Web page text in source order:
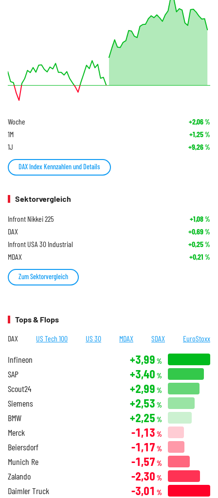
Woche +2,06%
1M +1,25%
1J +9,26%
DAX Index Kennzahlen und Details
Sektorvergleich
Infront Nikkei 225 +1,08%
DAX +0,69%
Infront USA 30 Industrial +0,25%
MDAX +0,21 %
Zum Sektorvergleich
Tops & Flops
DAX US Tech 100 US 30 MDAX SDAX EuroStoxx
Infineon +3,99 %
SAP +3,40 %
Scout24 +2,99 %
Siemens +2,53 %
BMW +2,25 %
Merck -1,13 %
Beiersdorf -1,17 %
Munich Re -1,57 %
Zalando -2,30 %
Daimler Truck -3,01 %